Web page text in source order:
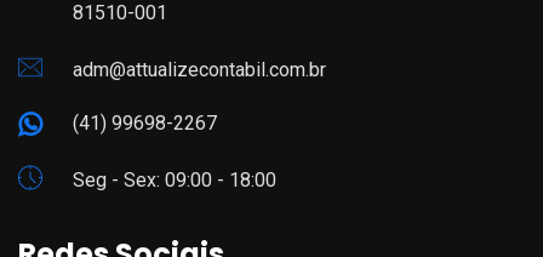
81510-001
adm@attualizecontabil.com.br
(41) 99698-2267
Seg - Sex: 09:00 - 18:00